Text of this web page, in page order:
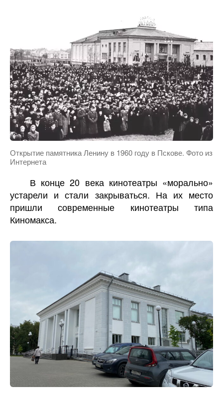
Открытие памятника Ленину в 1960 году в Пскове. Фото из
Интернета
В конце 20 века кинотеатры «морально»
устарели и стали закрываться. На их место
пришли современные кинотеатры типа
Киномакса.